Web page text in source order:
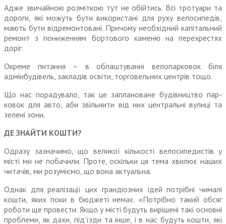
Адже звичайною розміткою тут не обійтись. Всі тротуари та
дороги, які можуть бути вико­ристані для руху велосипедів,
мають бути відремонтовані. Причому необхідний капітальний
ремонт з пониженням бортового каменю на перехрестях
доріг.
Окреме питання – в обла­штуванні велопарковок біля
адмінбудівель, закладів освіти, торговельних центрів тощо.
Що нас порадувало, так це заплановане будівництво пар­
ковок для авто, аби звільнити від них центральні вулиці та
зелені зони.
ДЕ ЗНАЙТИ КОШТИ?
Одразу зазначимо, що великої кількості велосипедистів у
місті ми не побачили. Проте, оскільки ця тема хвилює наших
читачів, ми розуміємо, що вона актуальна.
Однак для реалізації цих гранді­озних ідей потрібні чималі
кошти, яких поки в бюджеті немає. «Потрібно такий обсяг
роботи ще провести. Якщо у місті будуть вирішені такі основні
проблеми, як дахи, під’їзди та інше, і в нас будуть кошти, які